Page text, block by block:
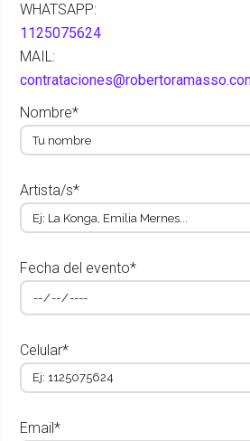
WHATSAPP:
1125075624
MAIL:
Nombre*
Artista/s*
Fecha del evento*
Celular*
Email*